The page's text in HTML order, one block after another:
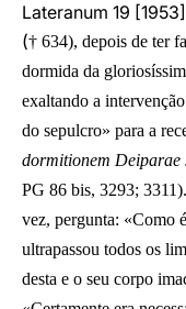
Lateranum 19
(† 634), depois de ter
dormida da
exaltando a
do sepulcro» para a
dormitionem Deiparae
PG 86 bis, 3293;
vez, pergunta: «Como
ultrapassou todos os
desta e o seu corpo